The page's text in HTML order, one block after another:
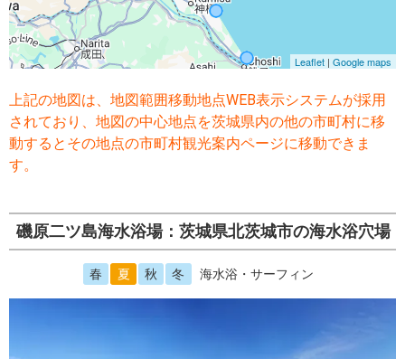
上記の地図は、地図範囲移動地点WEB表示システムが採用
されており、地図の中心地点を茨城県内の他の市町村に移
動するとその地点の市町村観光案内ページに移動できま
す。
磯原二ツ島海水浴場：茨城県北茨城市の海水浴穴場
春 夏 秋 冬 海水浴・サーフィン